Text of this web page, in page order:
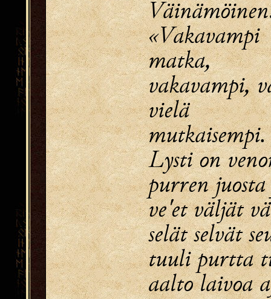
matka,
vakavampi,
vielä
mutkaisempi.
Lysti on
purren
ve'et väljät
selät selvät
tuuli purtta
aalto laivoa